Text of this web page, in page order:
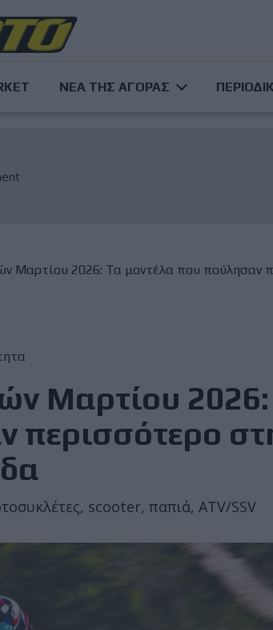
ΝΕΑ ΤΗΣ ΑΓΟΡΑΣ
Μαρτίου 2026: Τα μοντέλα που πούλησαν
Μαρτίου
περισσότερο
scooter, παπιά, ATV/SSV